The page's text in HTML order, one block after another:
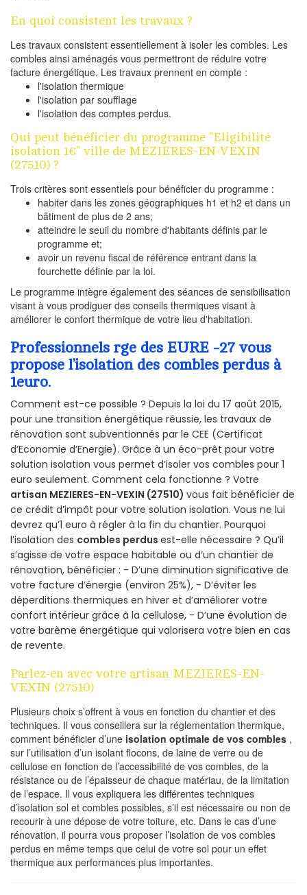
En quoi consistent les travaux ?
Les travaux consistent essentiellement à isoler les combles. Les
combles ainsi aménagés vous permettront de réduire votre
facture énergétique. Les travaux prennent en compte :
l'isolation thermique
l'isolation par soufflage
l'isolation des comptes perdus.
Qui peut bénéficier du programme "Eligibilité
isolation 1€" ville de MEZIERES-EN-VEXIN
(27510) ?
Trois critères sont essentiels pour bénéficier du programme :
habiter dans les zones géographiques h1 et h2 et dans un
bâtiment de plus de 2 ans;
atteindre le seuil du nombre d'habitants définis par le
programme et;
avoir un revenu fiscal de référence entrant dans la
fourchette définie par la loi.
Le programme intègre également des séances de sensibilisation
visant à vous prodiguer des conseils thermiques visant à
améliorer le confort thermique de votre lieu d'habitation.
Professionnels rge des EURE -27 vous
propose l’isolation des combles perdus à
1euro.
Comment est-ce possible ? Depuis la loi du 17 août 2015,
pour une transition énergétique réussie, les travaux de
rénovation sont subventionnés par le CEE (Certificat
d’Economie d’Energie). Grâce à un éco-prêt pour votre
solution isolation vous permet d’isoler vos combles pour 1
euro seulement. Comment cela fonctionne ? Votre
artisan MEZIERES-EN-VEXIN (27510) vous fait bénéficier de
ce crédit d’impôt pour votre solution isolation. Vous ne lui
devrez qu’1 euro à régler à la fin du chantier. Pourquoi
l’isolation des combles perdus est-elle nécessaire ? Qu’il
s’agisse de votre espace habitable ou d’un chantier de
rénovation, bénéficier : - D’une diminution significative de
votre facture d’énergie (environ 25%), - D’éviter les
déperditions thermiques en hiver et d’améliorer votre
confort intérieur grâce à la cellulose, - D’une évolution de
votre barème énergétique qui valorisera votre bien en cas
de revente.
Parlez-en avec votre artisan MEZIERES-EN-
VEXIN (27510)
Plusieurs choix s’offrent à vous en fonction du chantier et des
techniques. Il vous conseillera sur la réglementation thermique,
comment bénéficier d’une isolation optimale de vos combles ,
sur l’utilisation d’un isolant flocons, de laine de verre ou de
cellulose en fonction de l’accessibilité de vos combles, de la
résistance ou de l’épaisseur de chaque matériau, de la limitation
de l’espace. Il vous expliquera les différentes techniques
d’isolation sol et combles possibles, s’il est nécessaire ou non de
recourir à une dépose de votre toiture, etc. Dans le cas d’une
rénovation, il pourra vous proposer l’isolation de vos combles
perdus en même temps que celui de votre sol pour un effet
thermique aux performances plus importantes.